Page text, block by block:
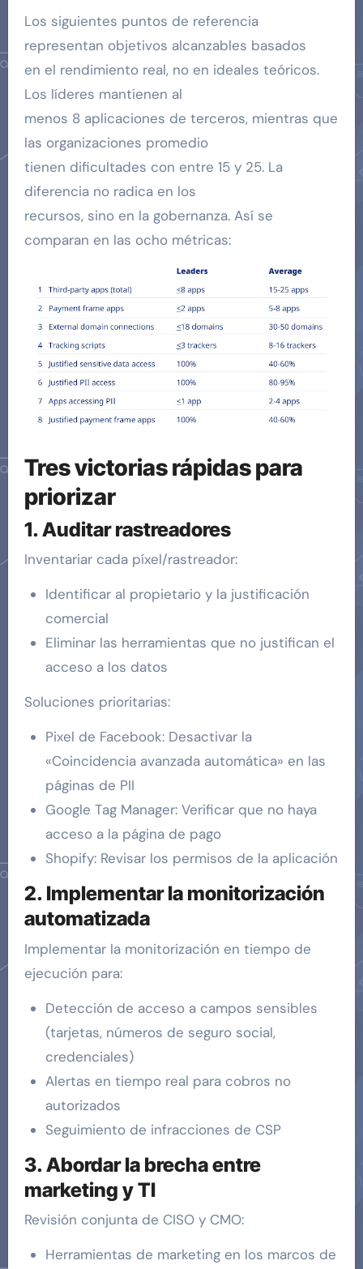
Los siguientes puntos de referencia
representan objetivos alcanzables basados
​​en el rendimiento real, no en ideales teóricos.
Los líderes mantienen al
menos 8 aplicaciones de terceros, mientras que
las organizaciones promedio
tienen dificultades con entre 15 y 25. La
diferencia no radica en los
recursos, sino en la gobernanza. Así se
comparan en las ocho métricas:
Tres victorias rápidas para
priorizar
1. Auditar rastreadores
Inventariar cada píxel/rastreador:
Identificar al propietario y la justificación
comercial
Eliminar las herramientas que no justifican el
acceso a los datos
Soluciones prioritarias:
Pixel de Facebook: Desactivar la
«Coincidencia avanzada automática» en las
páginas de PII
Google Tag Manager: Verificar que no haya
acceso a la página de pago
Shopify: Revisar los permisos de la aplicación
2. Implementar la monitorización
automatizada
Implementar la monitorización en tiempo de
ejecución para:
Detección de acceso a campos sensibles
(tarjetas, números de seguro social,
credenciales)
Alertas en tiempo real para cobros no
autorizados
Seguimiento de infracciones de CSP
3. Abordar la brecha entre
marketing y TI
Revisión conjunta de CISO y CMO:
Herramientas de marketing en los marcos de